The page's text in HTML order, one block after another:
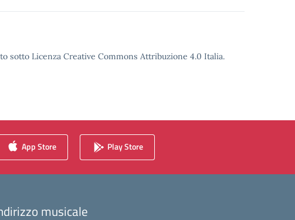
sotto Licenza Creative Commons Attribuzione 4.0 Italia.
App Store Play Store
musicale